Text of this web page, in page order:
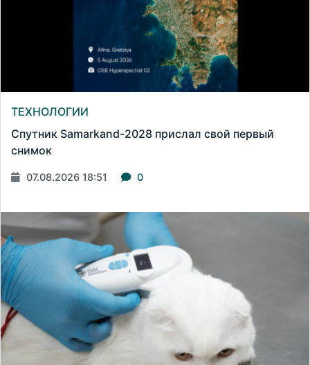
ТЕХНОЛОГИИ
Спутник Samarkand-2028 прислал свой первый
снимок
07.08.2026 18:51 0